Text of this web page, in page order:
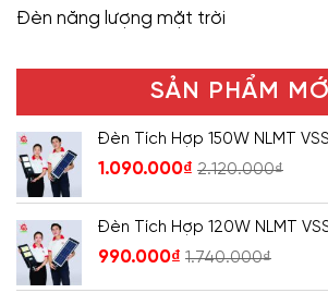
Đèn năng lượng mặt trời
SẢN PHẨM MỚI
Đèn Tích Hợp 150W NLMT
1.090.000₫ 2.120.000₫
Đèn Tích Hợp 120W NLMT
990.000₫ 1.740.000₫